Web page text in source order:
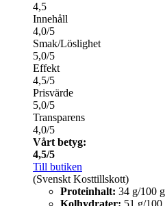
4,5
Innehåll
4,0/5
Smak/Löslighet
5,0/5
Effekt
4,5/5
Prisvärde
5,0/5
Transparens
4,0/5
Vårt betyg:
4,5/5
Till butiken
(Svenskt Kosttillskott)
Proteinhalt: 34 g/100 g